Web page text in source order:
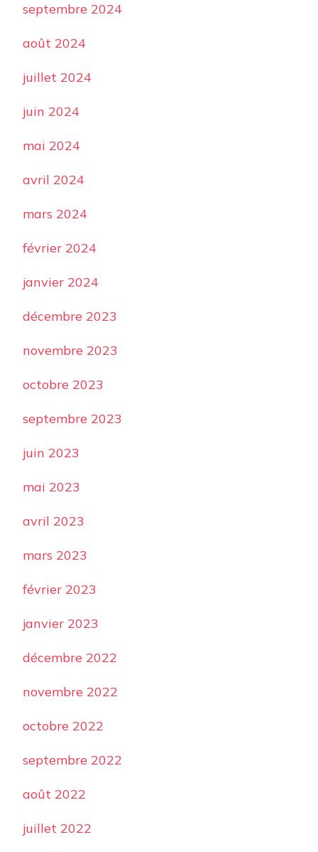
septembre 2024
août 2024
juillet 2024
juin 2024
mai 2024
avril 2024
mars 2024
février 2024
janvier 2024
décembre 2023
novembre 2023
octobre 2023
septembre 2023
juin 2023
mai 2023
avril 2023
mars 2023
février 2023
janvier 2023
décembre 2022
novembre 2022
octobre 2022
septembre 2022
août 2022
juillet 2022